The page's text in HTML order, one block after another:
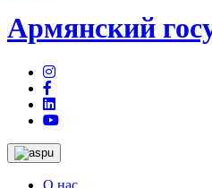
Армянский
О нас